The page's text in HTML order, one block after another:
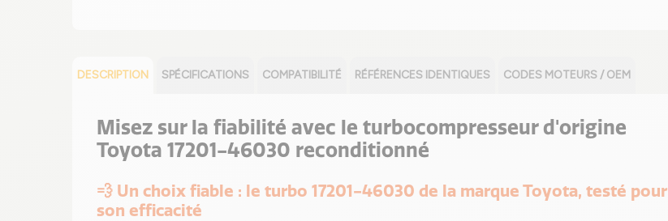
DESCRIPTION SPÉCIFICATIONS COMPATIBILITÉ RÉFÉRENCES IDENTIQUES CODES MOTEURS / OEM
Misez sur la fiabilité avec le turbocompresseur d'origine
Toyota 17201-46030 reconditionné
💨 Un choix fiable : le turbo 17201-46030 de la marque Toyota, testé pour
son efficacité